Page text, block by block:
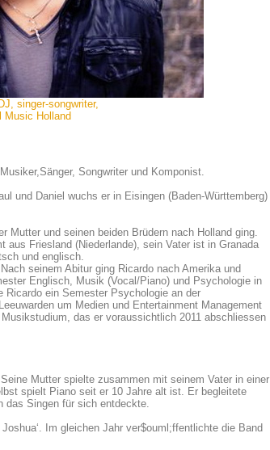
singer-songwriter,
Music Holland
Songwriter und Komponist.
und Daniel wuchs er in Eisingen (Baden-Württemberg)
Mutter und seinen beiden Brüdern nach Holland ging.
aus Friesland (Niederlande), sein Vater ist in Granada
und englisch.
seinem Abitur ging Ricardo nach Amerika und
Englisch, Musik (Vocal/Piano) und Psychologie in
Ricardo ein Semester Psychologie an der
um Medien und Entertainment Management
das er voraussichtlich 2011 abschliessen
Mutter spielte zusammen mit seinem Vater in einer
spielt Piano seit er 10 Jahre alt ist. Er begleitete
das Singen für sich entdeckte.
Im gleichen Jahr ver$ouml;ffentlichte die Band